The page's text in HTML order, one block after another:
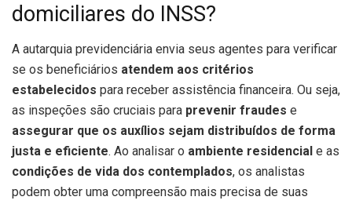
domiciliares do INSS?
A autarquia previdenciária envia seus agentes para verificar
se os beneficiários atendem aos critérios
estabelecidos para receber assistência financeira. Ou seja,
as inspeções são cruciais para prevenir fraudes e
assegurar que os auxílios sejam distribuídos de forma
justa e eficiente. Ao analisar o ambiente residencial e as
condições de vida dos contemplados, os analistas
podem obter uma compreensão mais precisa de suas